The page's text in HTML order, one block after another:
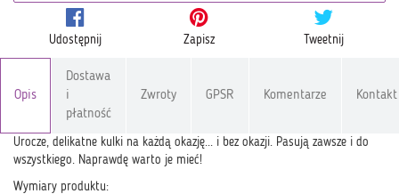
Udostępnij Zapisz Tweetnij
Opis
Dostawa
i
płatność
Zwroty GPSR Komentarze Kontakt
Urocze, delikatne kulki na każdą okazję... i bez okazji. Pasują zawsze i do
wszystkiego. Naprawdę warto je mieć!
Wymiary produktu: